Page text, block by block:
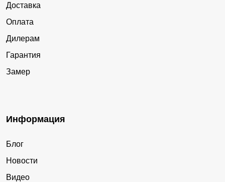
Доставка
Оплата
Дилерам
Гарантия
Замер
Информация
Блог
Новости
Видео